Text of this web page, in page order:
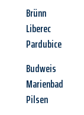
Brünn
Liberec
Pardubice
Budweis
Marienbad
Pilsen